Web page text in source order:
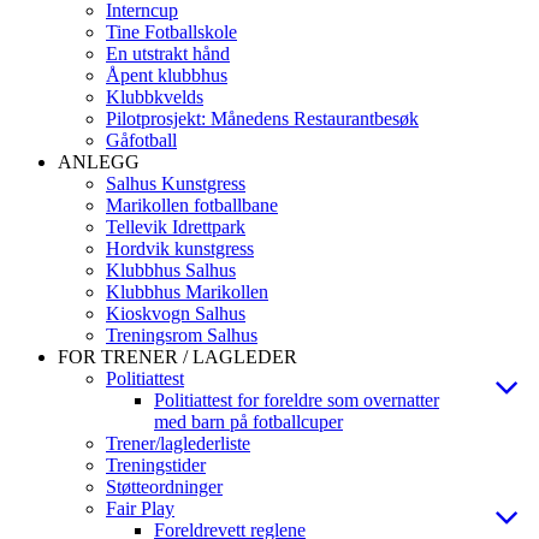
Interncup
Tine Fotballskole
En utstrakt hånd
Åpent klubbhus
Klubbkvelds
Pilotprosjekt: Månedens Restaurantbesøk
Gåfotball
ANLEGG
Salhus Kunstgress
Marikollen fotballbane
Tellevik Idrettpark
Hordvik kunstgress
Klubbhus Salhus
Klubbhus Marikollen
Kioskvogn Salhus
Treningsrom Salhus
FOR TRENER / LAGLEDER
Politiattest
Politiattest for foreldre som overnatter
med barn på fotballcuper
Trener/laglederliste
Treningstider
Støtteordninger
Fair Play
Foreldrevett reglene